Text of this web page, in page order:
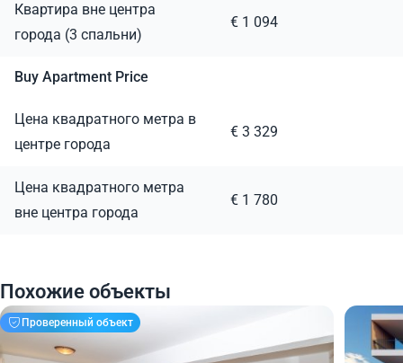
Квартира вне центра
города (3 спальни)
€ 1 094
Buy Apartment Price
Цена квадратного метра в
центре города
€ 3 329
Цена квадратного метра
вне центра города
€ 1 780
Похожие объекты
Проверенный объект